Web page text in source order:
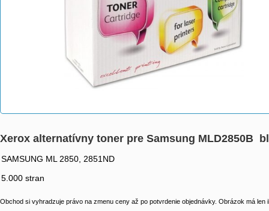
Xerox alternatívny toner pre Samsung MLD2850B
SAMSUNG ML 2850, 2851ND
5.000 stran
Obchod si vyhradzuje právo na zmenu ceny až po potvrdenie objednávky. Obrázok má len